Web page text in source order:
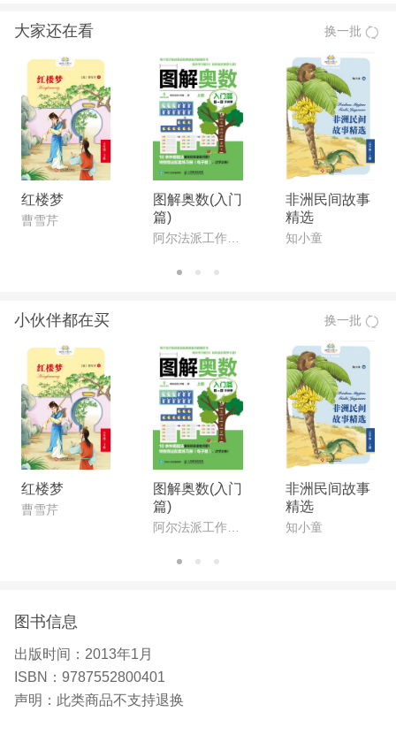
【作者】
蒋息岑，主编有《儿童教育丛书》（十种），著有
《小学校辅导纪要》《小学行政》等。 沈百英（18
97-1992），教育家出版家。江苏吴县人。自幼勤奋
好学，得名师教诲。曾任江苏一师附小设计教学班主
任，并创编文艺教材和音乐教材。后任尚公小学校
长。他在教学上有不少革新举措，例如课堂以学科分
配，上课时间以学科性质不同而不同。低年级采用设
计教学法，中年级用中心联络法，高年级用道尔顿
制。他上课很风趣，往往吸引很多人站在教室门口听
小学教科书的编写工作。一九五一年，执教华东师大
《小学教材教法》课程。一九五六年，离商务，专任
华东师大教育系教授、教学法研究室主任3沈百英对
小学数学教学提出许多创见，在国际上引起反响。
施颂椒，生平事迹不详。
大家还在看 换一批
红楼梦
曹雪芹
图解奥数(入门
篇)
阿尔法派工作室 著
非洲民间故事
精选
知小童
小伙伴都在买 换一批
红楼梦
曹雪芹
图解奥数(入门
篇)
非洲民间故事
精选
知小童
图书信息
出版时间： 2013年1月
ISBN： 9787552800401
声明： 此类商品不支持退换